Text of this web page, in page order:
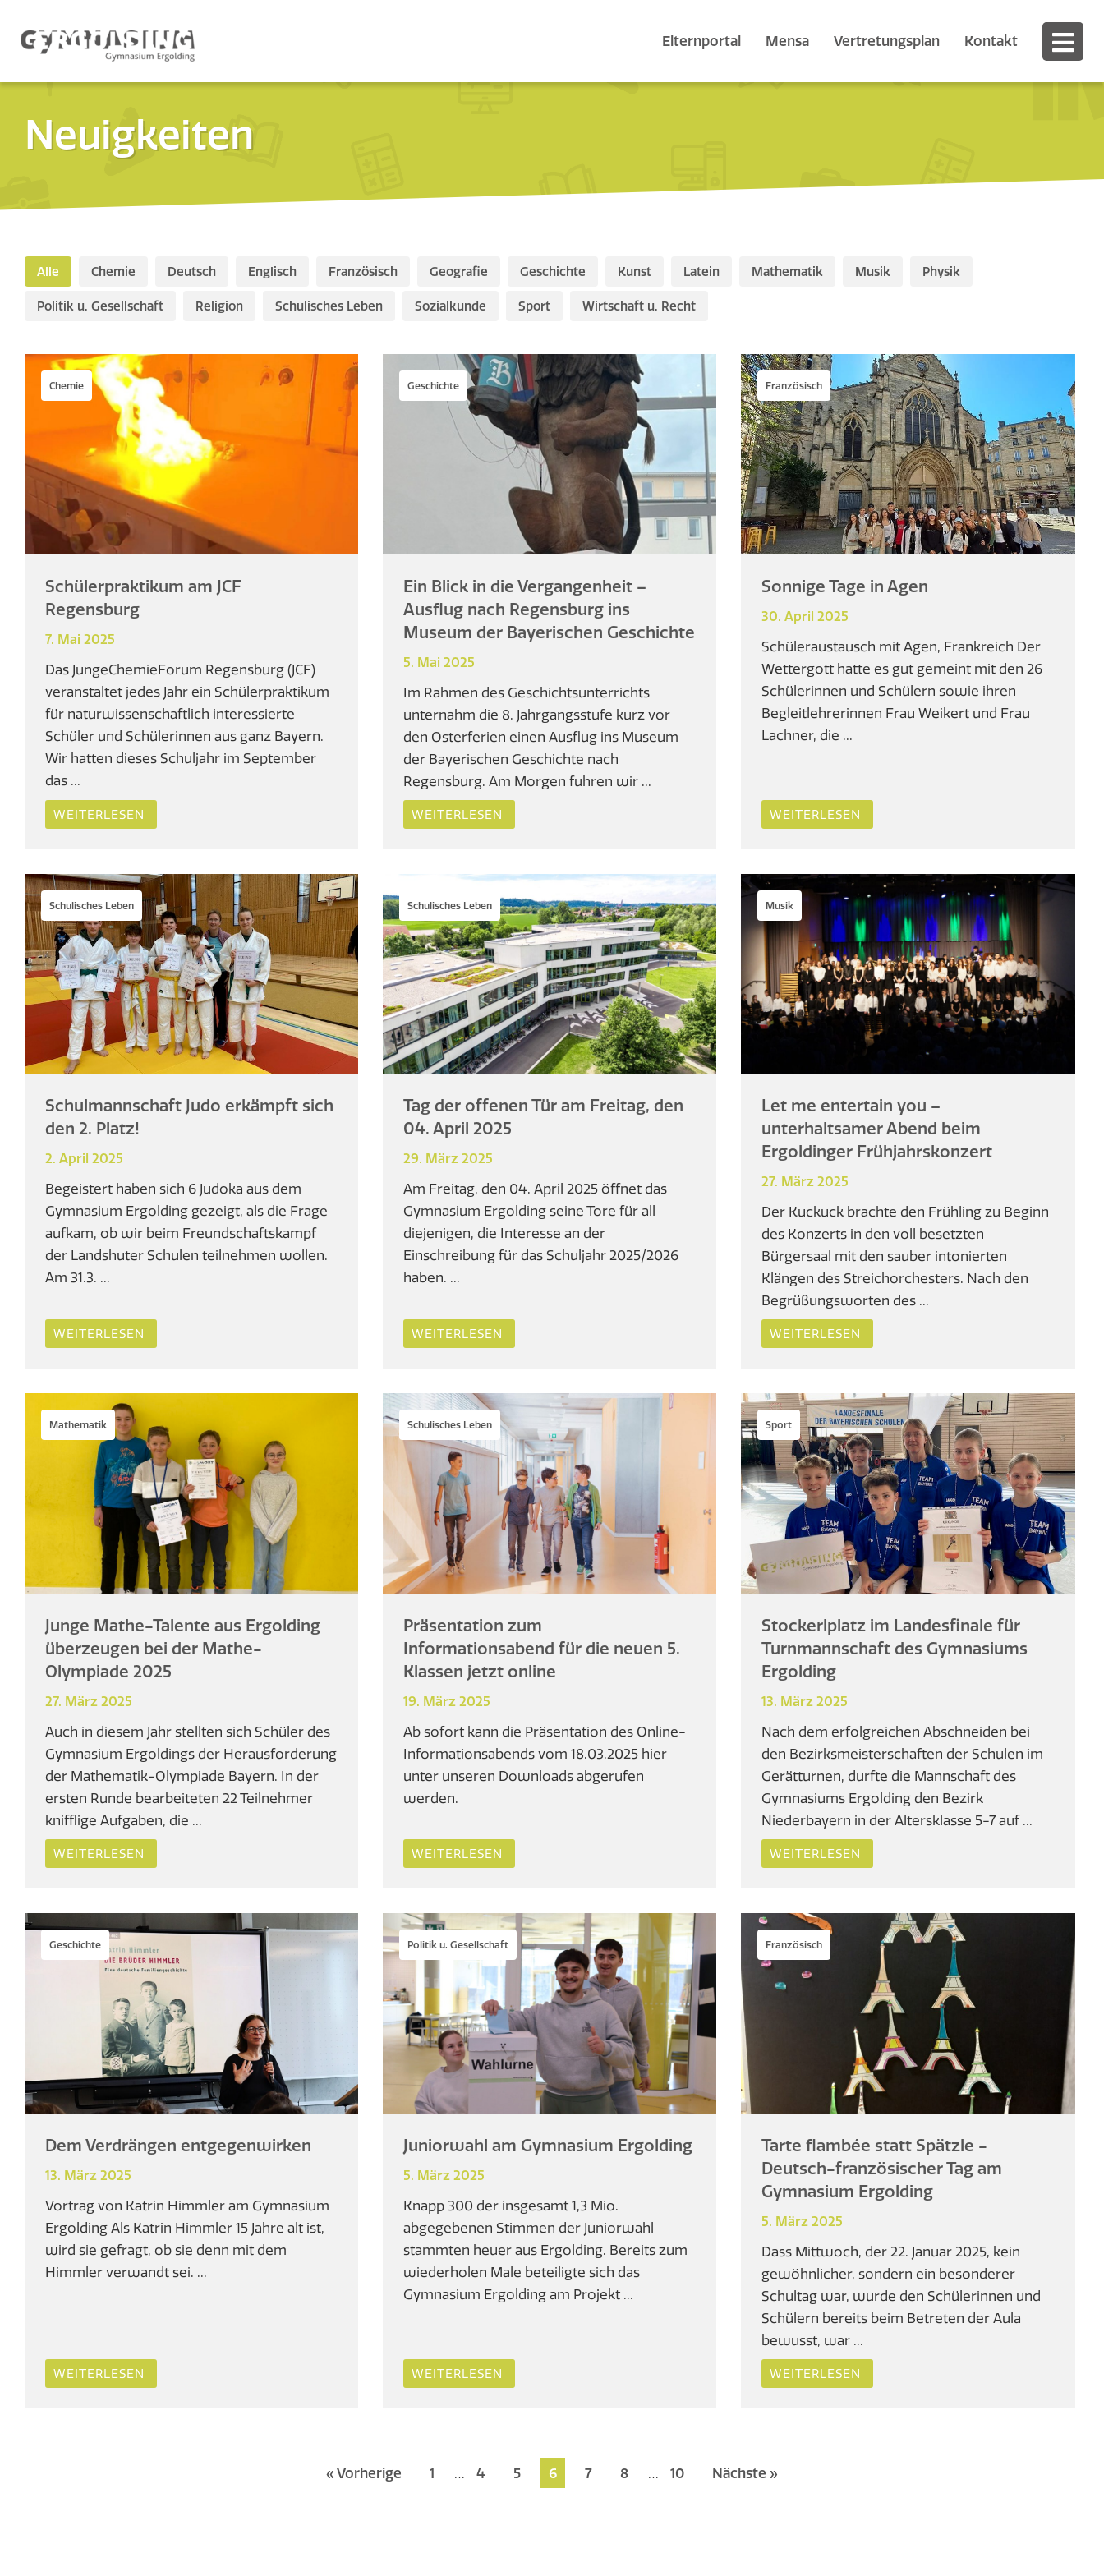
Elternportal Mensa Vertretungsplan Kontakt
Neuigkeiten
Alle Chemie Deutsch Englisch Französisch Geografie Geschichte Kunst Latein Mathematik Musik Physik
Politik u. Gesellschaft Religion Schulisches Leben Sozialkunde Sport Wirtschaft u. Recht
Chemie
Schülerpraktikum am JCF
Regensburg
7. Mai 2025
Das JungeChemieForum Regensburg (JCF)
veranstaltet jedes Jahr ein Schülerpraktikum
für naturwissenschaftlich interessierte
Schüler und Schülerinnen aus ganz Bayern.
Wir hatten dieses Schuljahr im September
das ...
WEITERLESEN
Geschichte
Ein Blick in die Vergangenheit –
Ausflug nach Regensburg ins
Museum der Bayerischen Geschichte
5. Mai 2025
Im Rahmen des Geschichtsunterrichts
unternahm die 8. Jahrgangsstufe kurz vor
den Osterferien einen Ausflug ins Museum
der Bayerischen Geschichte nach
Regensburg. Am Morgen fuhren wir ...
WEITERLESEN
Französisch
Sonnige Tage in Agen
30. April 2025
Schüleraustausch mit Agen, Frankreich Der
Wettergott hatte es gut gemeint mit den 26
Schülerinnen und Schülern sowie ihren
Begleitlehrerinnen Frau Weikert und Frau
Lachner, die ...
WEITERLESEN
Schulisches Leben
Schulmannschaft Judo erkämpft sich
den 2. Platz!
2. April 2025
Begeistert haben sich 6 Judoka aus dem
Gymnasium Ergolding gezeigt, als die Frage
aufkam, ob wir beim Freundschaftskampf
der Landshuter Schulen teilnehmen wollen.
Am 31.3. ...
WEITERLESEN
Schulisches Leben
Tag der offenen Tür am Freitag, den
04. April 2025
29. März 2025
Am Freitag, den 04. April 2025 öffnet das
Gymnasium Ergolding seine Tore für all
diejenigen, die Interesse an der
Einschreibung für das Schuljahr 2025/2026
haben. ...
WEITERLESEN
Musik
Let me entertain you –
unterhaltsamer Abend beim
Ergoldinger Frühjahrskonzert
27. März 2025
Der Kuckuck brachte den Frühling zu Beginn
des Konzerts in den voll besetzten
Bürgersaal mit den sauber intonierten
Klängen des Streichorchesters. Nach den
Begrüßungsworten des ...
WEITERLESEN
Mathematik
Junge Mathe-Talente aus Ergolding
überzeugen bei der Mathe-
Olympiade 2025
27. März 2025
Auch in diesem Jahr stellten sich Schüler des
Gymnasium Ergoldings der Herausforderung
der Mathematik-Olympiade Bayern. In der
ersten Runde bearbeiteten 22 Teilnehmer
knifflige Aufgaben, die ...
WEITERLESEN
Schulisches Leben
Präsentation zum
Informationsabend für die neuen 5.
Klassen jetzt online
19. März 2025
Ab sofort kann die Präsentation des Online-
Informationsabends vom 18.03.2025 hier
unter unseren Downloads abgerufen
werden.
WEITERLESEN
Sport
Stockerlplatz im Landesfinale für
Turnmannschaft des Gymnasiums
Ergolding
13. März 2025
Nach dem erfolgreichen Abschneiden bei
den Bezirksmeisterschaften der Schulen im
Gerätturnen, durfte die Mannschaft des
Gymnasiums Ergolding den Bezirk
Niederbayern in der Altersklasse 5-7 auf ...
WEITERLESEN
Geschichte
Dem Verdrängen entgegenwirken
13. März 2025
Vortrag von Katrin Himmler am Gymnasium
Ergolding Als Katrin Himmler 15 Jahre alt ist,
wird sie gefragt, ob sie denn mit dem
Himmler verwandt sei. ...
WEITERLESEN
Politik u. Gesellschaft
Juniorwahl am Gymnasium Ergolding
5. März 2025
Knapp 300 der insgesamt 1,3 Mio.
abgegebenen Stimmen der Juniorwahl
stammten heuer aus Ergolding. Bereits zum
wiederholen Male beteiligte sich das
Gymnasium Ergolding am Projekt ...
WEITERLESEN
Französisch
Tarte flambée statt Spätzle -
Deutsch-französischer Tag am
Gymnasium Ergolding
5. März 2025
Dass Mittwoch, der 22. Januar 2025, kein
gewöhnlicher, sondern ein besonderer
Schultag war, wurde den Schülerinnen und
Schülern bereits beim Betreten der Aula
bewusst, war ...
WEITERLESEN
« Vorherige 1 … 4 5 6 7 8 … 10 Nächste »